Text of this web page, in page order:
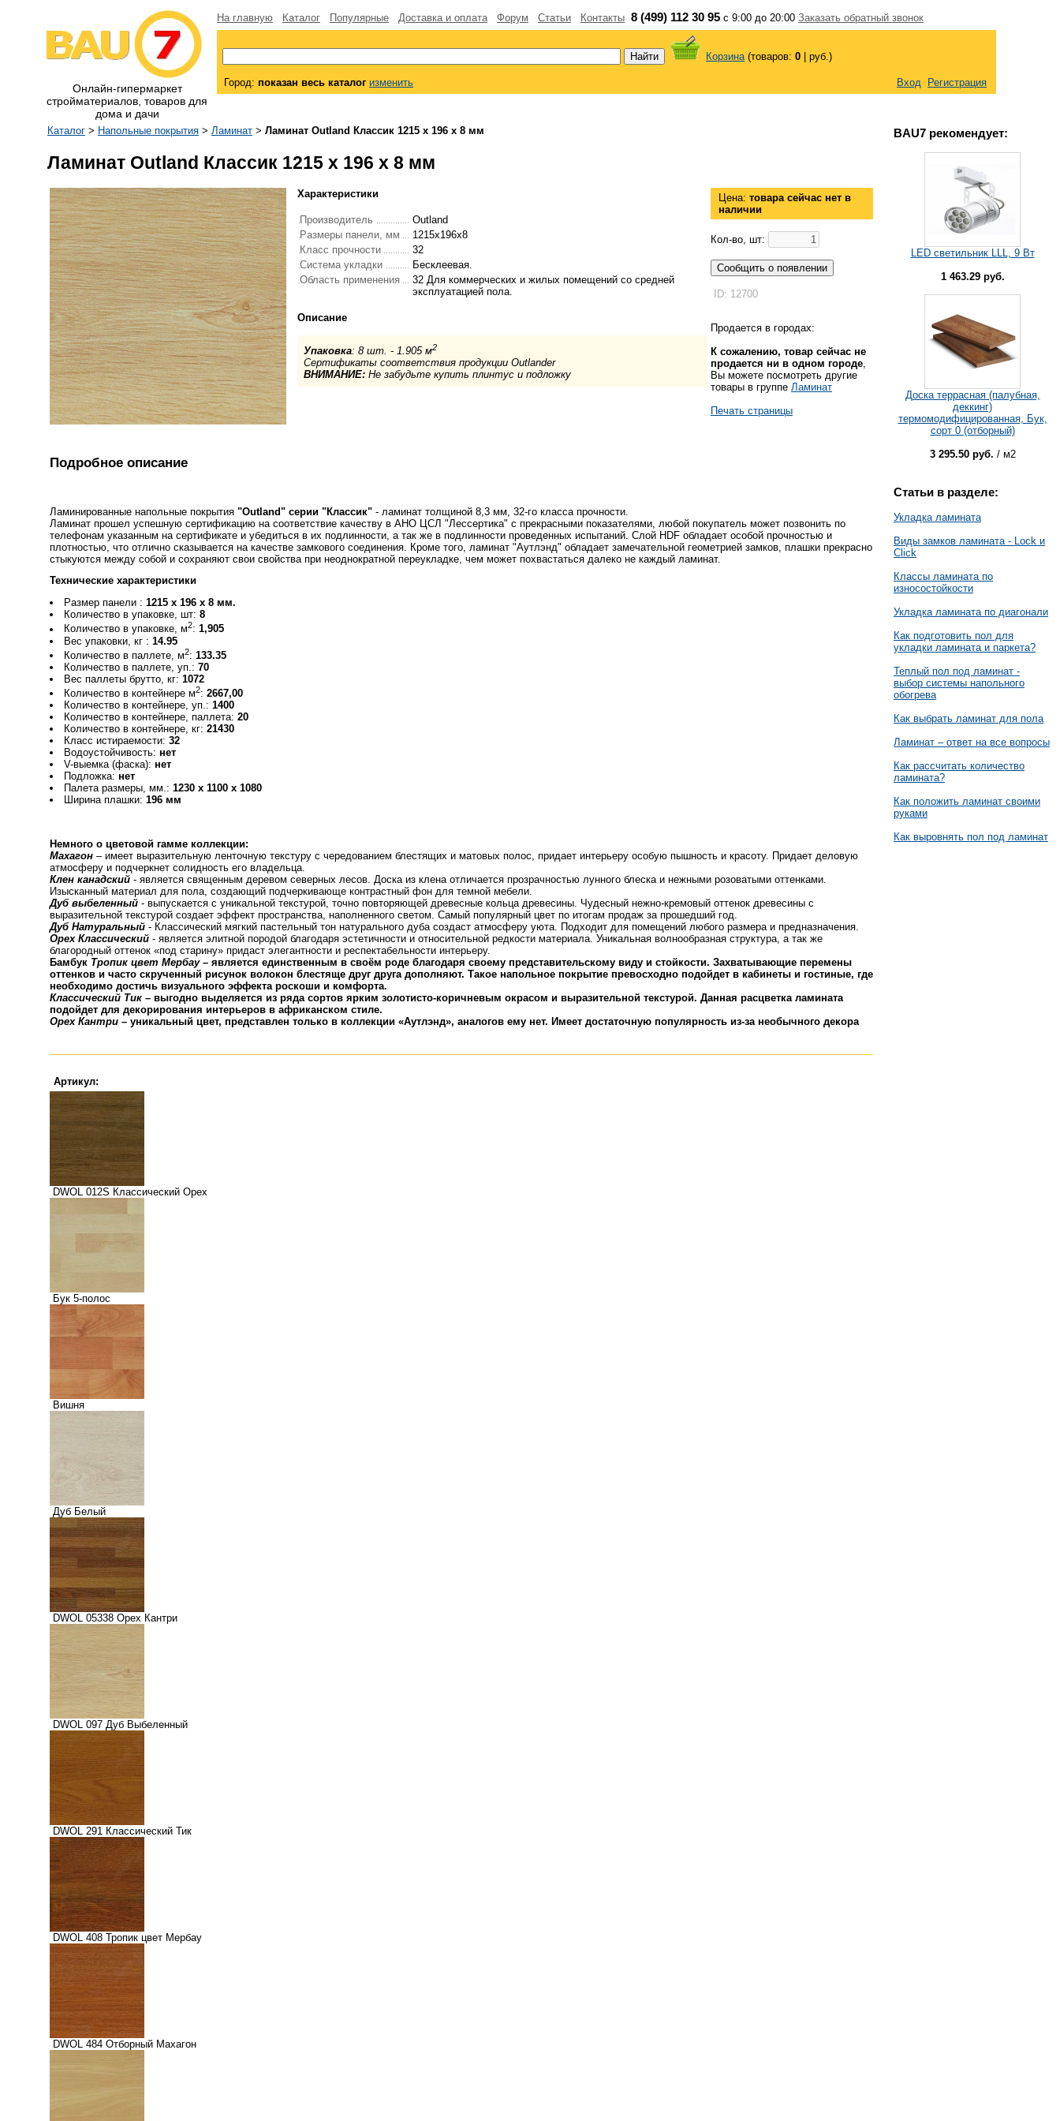
Онлайн-гипермаркет
стройматериалов, товаров для
дома и дачи
На главную Каталог Популярные Доставка и оплата Форум Статьи Контакты 8 (499) 112 30 95 с 9:00 до 20:00 Заказать обратный звонок
Корзина(товаров: 0 руб.)
Город: показан весь каталог изменить Вход Регистрация
Каталог > Напольные покрытия > Ламинат > Ламинат Outland Классик 1215 x 196 x 8 мм
Ламинат Outland Классик 1215 x 196 x 8 мм
Характеристики
Производитель
Outland
Размеры панели, мм
1215х196х8
Класс прочности
32
Система укладки
Бесклеевая.
Область применения
32 Для коммерческих и жилых помещений со средней
эксплуатацией пола.
Описание
Упаковка: 8 шт. - 1.905 м2
Сертификаты соответствия продукции Outlander
ВНИМАНИЕ: Не забудьте купить плинтус и подложку
Цена: товара сейчас нет в
наличии
Кол-во, шт:
Сообщить о появлении
ID: 12700
Продается в городах:
К сожалению, товар сейчас не
продается ни в одном городе,
Вы можете посмотреть другие
товары в группе Ламинат
Печать страницы
Подробное описание
Ламинированные напольные покрытия "Outland" серии "Классик" - ламинат толщиной 8,3 мм, 32-го класса прочности.
Ламинат прошел успешную сертификацию на соответствие качеству в АНО ЦСЛ "Лессертика" с прекрасными показателями, любой покупатель может позвонить по
телефонам указанным на сертификате и убедиться в их подлинности, а так же в подлинности проведенных испытаний. Слой HDF обладает особой прочностью и
плотностью, что отлично сказывается на качестве замкового соединения. Кроме того, ламинат "Аутлэнд" обладает замечательной геометрией замков, плашки прекрасно
стыкуются между собой и сохраняют свои свойства при неоднократной переукладке, чем может похвастаться далеко не каждый ламинат.
Технические характеристики
Размер панели : 1215 x 196 x 8 мм.
Количество в упаковке, шт: 8
Количество в упаковке, м2: 1,905
Вес упаковки, кг : 14.95
Количество в паллете, м2: 133.35
Количество в паллете, уп.: 70
Вес паллеты брутто, кг: 1072
Количество в контейнере м2: 2667,00
Количество в контейнере, уп.: 1400
Количество в контейнере, паллета: 20
Количество в контейнере, кг: 21430
Класс истираемости: 32
Водоустойчивость: нет
V-выемка (фаска): нет
Подложка: нет
Палета размеры, мм.: 1230 x 1100 x 1080
Ширина плашки: 196 мм
Немного о цветовой гамме коллекции:
Махагон – имеет выразительную ленточную текстуру с чередованием блестящих и матовых полос, придает интерьеру особую пышность и красоту. Придает деловую
атмосферу и подчеркнет солидность его владельца.
Клен канадский - является священным деревом северных лесов. Доска из клена отличается прозрачностью лунного блеска и нежными розоватыми оттенками.
Изысканный материал для пола, создающий подчеркивающе контрастный фон для темной мебели.
Дуб выбеленный - выпускается с уникальной текстурой, точно повторяющей древесные кольца древесины. Чудесный нежно-кремовый оттенок древесины с
выразительной текстурой создает эффект пространства, наполненного светом. Самый популярный цвет по итогам продаж за прошедший год.
Дуб Натуральный - Классический мягкий пастельный тон натурального дуба создаст атмосферу уюта. Подходит для помещений любого размера и предназначения.
Орех Классический - является элитной породой благодаря эстетичности и относительной редкости материала. Уникальная волнообразная структура, а так же
благородный оттенок «под старину» придаст элегантности и респектабельности интерьеру.
Бамбук Тропик цвет Мербау– является единственным в своём роде благодаря своему представительскому виду и стойкости. Захватывающие перемены
оттенков и часто скрученный рисунок волокон блестяще друг друга дополняют. Такое напольное покрытие превосходно подойдет в кабинеты и гостиные, где
необходимо достичь визуального эффекта роскоши и комфорта.
Классический Тик – выгодно выделяется из ряда сортов ярким золотисто-коричневым окрасом и выразительной текстурой. Данная расцветка ламината
подойдет для декорирования интерьеров в африканском стиле.
Орех Кантри – уникальный цвет, представлен только в коллекции «Аутлэнд», аналогов ему нет. Имеет достаточную популярность из-за необычного декора
Артикул:
DWOL 012S Классический Орех
Бук 5-полос
Вишня
Дуб Белый
DWOL 05338 Орех Кантри
DWOL 097 Дуб Выбеленный
DWOL 291 Классический Тик
DWOL 408 Тропик цвет Мербау
DWOL 484 Отборный Махагон
BAU7 рекомендует:
LED светильник LLL, 9 Вт
1 463.29 руб.
Доска террасная (палубная,
деккинг)
термомодифицированная, Бук,
сорт 0 (отборный)
3 295.50 руб. / м2
Статьи в разделе:
Укладка ламината
Виды замков ламината - Lock и
Click
Классы ламината по
износостойкости
Укладка ламината по диагонали
Как подготовить пол для
укладки ламината и паркета?
Теплый пол под ламинат -
выбор системы напольного
обогрева
Как выбрать ламинат для пола
Ламинат – ответ на все вопросы
Как рассчитать количество
ламината?
Как положить ламинат своими
руками
Как выровнять пол под ламинат